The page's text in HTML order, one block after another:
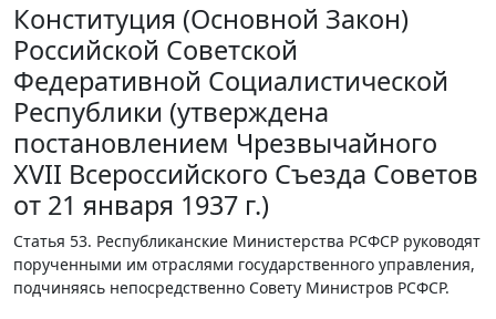
Конституция (Основной Закон)
Российской Советской
Федеративной Социалистической
Республики (утверждена
постановлением Чрезвычайного
XVII Всероссийского Съезда Советов
от 21 января 1937 г.)
Статья 53. Республиканские Министерства РСФСР руководят
порученными им отраслями государственного управления,
подчиняясь непосредственно Совету Министров РСФСР.